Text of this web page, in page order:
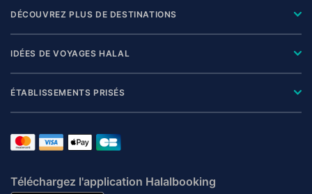
DÉCOUVREZ PLUS DE DESTINATIONS
IDÉES DE VOYAGES HALAL
ÉTABLISSEMENTS PRISÉS
Téléchargez l'application Halalbooking